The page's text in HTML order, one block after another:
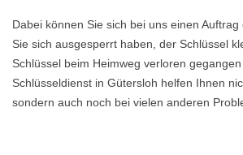
Dabei können Sie sich bei uns einen
Sie sich ausgesperrt haben, der Schlüssel
Schlüssel beim Heimweg verloren
Schlüsseldienst in Gütersloh helfen Ihnen
sondern auch noch bei vielen anderen